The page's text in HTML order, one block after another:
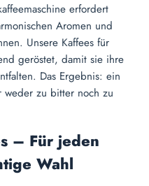
erfordert
Aromen und
Unsere Kaffees für
geröstet, damit sie ihre
Das Ergebnis: ein
weder zu bitter noch zu
– Für jeden
Wahl